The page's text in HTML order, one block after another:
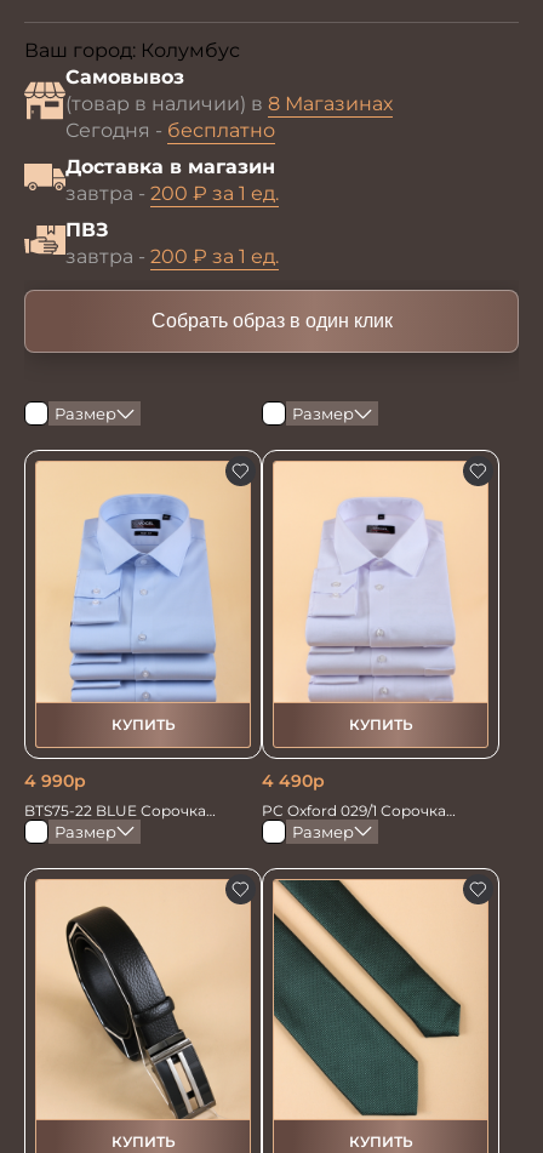
Ваш город: Колумбус
Самовывоз
(товар в наличии) в 8 Магазинах
Сегодня - бесплатно
Доставка в магазин
завтра - 200 ₽ за 1 ед.
ПВЗ
завтра - 200 ₽ за 1 ед.
Собрать образ в один клик
Размер
КУПИТЬ
4 990р
BTS75-22 BLUE Сорочка
мужская лайкра бамбук
Размер
КУПИТЬ
4 490р
PC Oxford 029/1 Сорочка
мужская
Размер
КУПИТЬ
Размер
КУПИТЬ